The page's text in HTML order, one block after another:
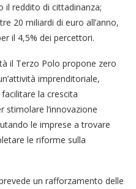
il reddito di cittadinanza;
20 miliardi di euro all’anno,
il 4,5% dei percettori.
il Terzo Polo propone zero
imprenditoriale,
la crescita
stimolare l’innovazione
le imprese a trovare
le riforme sulla
un rafforzamento delle